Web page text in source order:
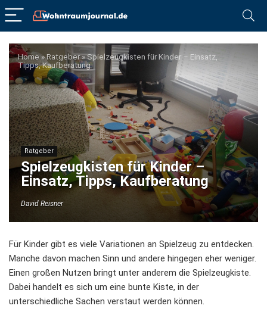
Home»Ratgeber»Spielzeugkisten für Kinder – Einsatz,
Tipps, Kaufberatung
Ratgeber
Spielzeugkisten für Kinder –
Einsatz, Tipps, Kaufberatung
David Reisner
Für Kinder gibt es viele Variationen an Spielzeug zu entdecken.
Manche davon machen Sinn und andere hingegen eher weniger.
Einen großen Nutzen bringt unter anderem die Spielzeugkiste.
Dabei handelt es sich um eine bunte Kiste, in der
unterschiedliche Sachen verstaut werden können.